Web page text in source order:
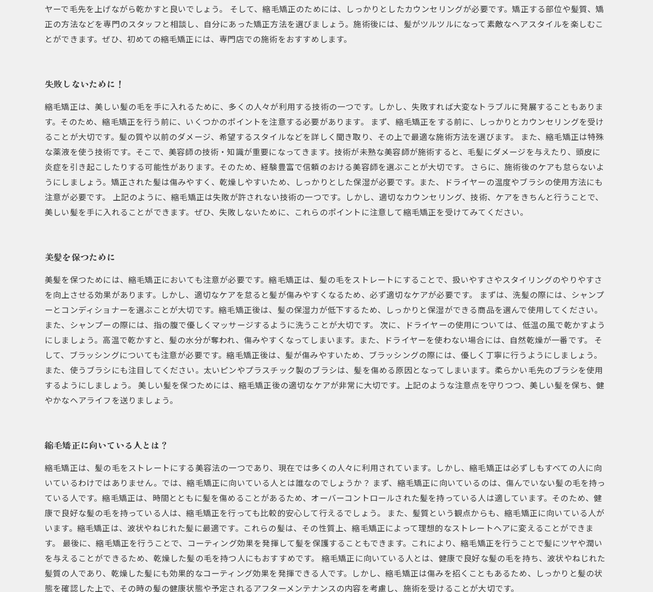
ヤーで毛先を上げながら乾かすと良いでしょう。 そして、縮毛矯正のためには、しっかりとしたカウンセリングが必要です。矯正する部位や髪質、矯
正の方法などを専門のスタッフと相談し、自分にあった矯正方法を選びましょう。施術後には、髪がツルツルになって素敵なヘアスタイルを楽しむこ
とができます。ぜひ、初めての縮毛矯正には、専門店での施術をおすすめします。
失敗しないために！
縮毛矯正は、美しい髪の毛を手に入れるために、多くの人々が利用する技術の一つです。しかし、失敗すれば大変なトラブルに発展することもありま
す。そのため、縮毛矯正を行う前に、いくつかのポイントを注意する必要があります。 まず、縮毛矯正をする前に、しっかりとカウンセリングを受け
ることが大切です。髪の質や以前のダメージ、希望するスタイルなどを詳しく聞き取り、その上で最適な施術方法を選びます。 また、縮毛矯正は特殊
な薬液を使う技術です。そこで、美容師の技術・知識が重要になってきます。技術が未熟な美容師が施術すると、毛髪にダメージを与えたり、頭皮に
炎症を引き起こしたりする可能性があります。そのため、経験豊富で信頼のおける美容師を選ぶことが大切です。 さらに、施術後のケアも怠らないよ
うにしましょう。矯正された髪は傷みやすく、乾燥しやすいため、しっかりとした保湿が必要です。また、ドライヤーの温度やブラシの使用方法にも
注意が必要です。 上記のように、縮毛矯正は失敗が許されない技術の一つです。しかし、適切なカウンセリング、技術、ケアをきちんと行うことで、
美しい髪を手に入れることができます。ぜひ、失敗しないために、これらのポイントに注意して縮毛矯正を受けてみてください。
美髪を保つために
美髪を保つためには、縮毛矯正においても注意が必要です。縮毛矯正は、髪の毛をストレートにすることで、扱いやすさやスタイリングのやりやすさ
を向上させる効果があります。しかし、適切なケアを怠ると髪が傷みやすくなるため、必ず適切なケアが必要です。 まずは、洗髪の際には、シャンプ
ーとコンディショナーを選ぶことが大切です。縮毛矯正後は、髪の保湿力が低下するため、しっかりと保湿ができる商品を選んで使用してください。
また、シャンプーの際には、指の腹で優しくマッサージするように洗うことが大切です。 次に、ドライヤーの使用については、低温の風で乾かすよう
にしましょう。高温で乾かすと、髪の水分が奪われ、傷みやすくなってしまいます。また、ドライヤーを使わない場合には、自然乾燥が一番です。 そ
して、ブラッシングについても注意が必要です。縮毛矯正後は、髪が傷みやすいため、ブラッシングの際には、優しく丁寧に行うようにしましょう。
また、使うブラシにも注目してください。太いピンやプラスチック製のブラシは、髪を傷める原因となってしまいます。柔らかい毛先のブラシを使用
するようにしましょう。 美しい髪を保つためには、縮毛矯正後の適切なケアが非常に大切です。上記のような注意点を守りつつ、美しい髪を保ち、健
やかなヘアライフを送りましょう。
縮毛矯正に向いている人とは？
縮毛矯正は、髪の毛をストレートにする美容法の一つであり、現在では多くの人々に利用されています。しかし、縮毛矯正は必ずしもすべての人に向
いているわけではありません。では、縮毛矯正に向いている人とは誰なのでしょうか？ まず、縮毛矯正に向いているのは、傷んでいない髪の毛を持っ
ている人です。縮毛矯正は、時間とともに髪を傷めることがあるため、オーバーコントロールされた髪を持っている人は適しています。そのため、健
康で良好な髪の毛を持っている人は、縮毛矯正を行っても比較的安心して行えるでしょう。 また、髪質という観点からも、縮毛矯正に向いている人が
います。縮毛矯正は、波状やねじれた髪に最適です。これらの髪は、その性質上、縮毛矯正によって理想的なストレートヘアに変えることができま
す。 最後に、縮毛矯正を行うことで、コーティング効果を発揮して髪を保護することもできます。これにより、縮毛矯正を行うことで髪にツヤや潤い
を与えることができるため、乾燥した髪の毛を持つ人にもおすすめです。 縮毛矯正に向いている人とは、健康で良好な髪の毛を持ち、波状やねじれた
髪質の人であり、乾燥した髪にも効果的なコーティング効果を発揮できる人です。しかし、縮毛矯正は傷みを招くこともあるため、しっかりと髪の状
態を確認した上で、その時の髪の健康状態や予定されるアフターメンテナンスの内容を考慮し、施術を受けることが大切です。